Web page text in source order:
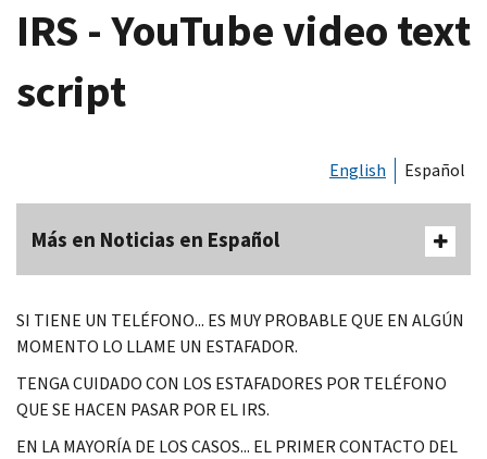
IRS - YouTube video text
script
English Español
Más en Noticias en Español
SI TIENE UN TELÉFONO... ES MUY PROBABLE QUE EN ALGÚN
MOMENTO LO LLAME UN ESTAFADOR.
TENGA CUIDADO CON LOS ESTAFADORES POR TELÉFONO
QUE SE HACEN PASAR POR EL IRS.
EN LA MAYORÍA DE LOS CASOS... EL PRIMER CONTACTO DEL